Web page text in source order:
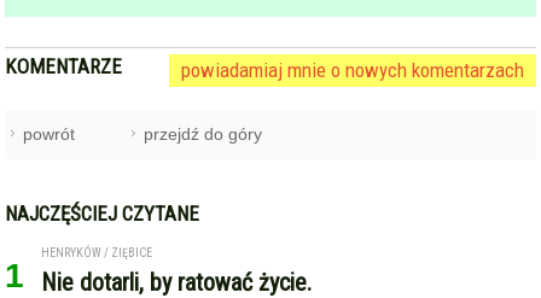
KOMENTARZE powiadamiaj mnie o nowych komentarzach
powrót przejdź do góry
NAJCZĘŚCIEJ CZYTANE
1
HENRYKÓW / ZIĘBICE
Nie dotarli, by ratować życie.